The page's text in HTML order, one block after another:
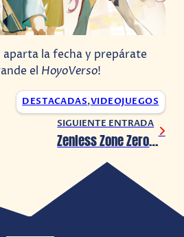
aparta la fecha y prepárate
el HoyoVerso!
DESTACADAS,VIDEOJUEGOS
SIGUIENTE ENTRADA
Zenless Zone Zero presenta las novedades de su Versión 1.2